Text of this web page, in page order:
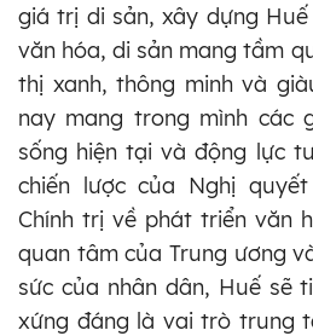
giá trị di sản, xây dựng
văn hóa, di sản mang tầm
thị xanh, thông minh và
nay mang trong mình các
sống hiện tại và động lực
chiến lược của Nghị
Chính trị về phát triển văn
quan tâm của Trung ương
sức của nhân dân, Huế sẽ
xứng đáng là vai trò trung